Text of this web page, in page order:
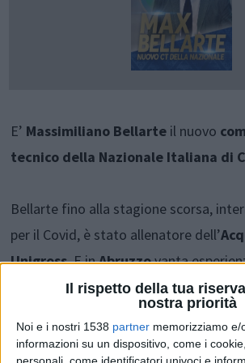
Il rispetto della tua
nostra priorità
Noi e i nostri 1538 partner memorizziamo e/
informazioni su un dispositivo, come i
E’ Massimiliano Bellarte il nuovo
tecnico della Nazionale Italiana di
Bellarte fino alla stagione scorsa,
per il Covid, è stato allenatore dell’
Unigross. E inAbruzzovanta
significative al timone del club
famiglia
anni da compiere nel prossimo mese